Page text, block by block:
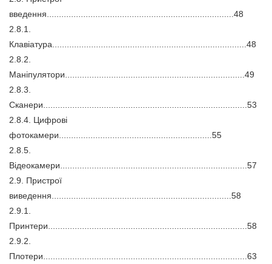
введення.............................................................................48
2.8.1.
Клавіатура................................................................................48
2.8.2.
Маніпулятори..........................................................................49
2.8.3.
Сканери....................................................................................53
2.8.4. Цифрові
фотокамери...............................................................55
2.8.5.
Відеокамери.............................................................................57
2.9. Пристрої
виведення..........................................................................58
2.9.1.
Принтери..................................................................................58
2.9.2.
Плотери....................................................................................63